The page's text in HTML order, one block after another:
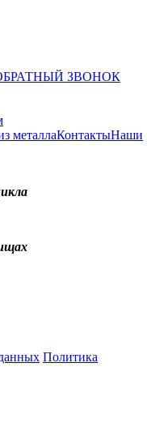
ЗВОНОК
металлаКонтактыНаши
Политика